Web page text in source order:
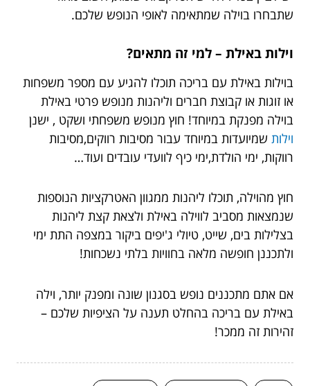
שתבחרו בוילה שמתאימה לאופי הנופש שלכם.
וילות באילת – למי זה מתאים?
בוילות באילת עם בריכה תוכלו להגיע עם מספר משפחות
או זוגות או קבוצת חברים וליהנות מנופש פרטי באילת
בוילה מפנקת במיוחד! חוץ מנופש משפחתי ושקט , ישנן
וילות שמיועדות במיוחד עבור מסיבות רווקים,מסיבות
רווקות, ימי הולדת,ימי כיף לוועדי עובדים ועוד…
חוץ מהוילה, תוכלו ליהנות ממגוון האטרקציות הנוספות
שנמצאות מסביב לווילה באילת ולצאת קצת ליהנות
בצלילות בים, שייט, טיולי ג'יפים ביקור במצפה התת ימי
ולתכננן חופשה מלאה בחוויות בלתי נשכחות!
אם אתם מתכננים נופש בסגנון שונה ומפנק יותר, וילה
באילת עם בריכה בהחלט תענה על הציפיות שלכם –
זהירות זה ממכר!